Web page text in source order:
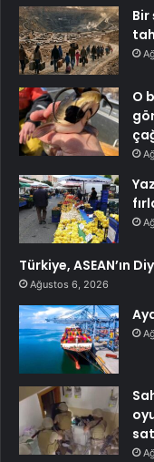
O
Türkiye, ASEAN’ın
Ağustos 6, 2026